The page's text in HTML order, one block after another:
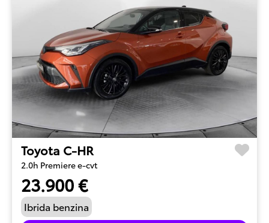
Toyota C-HR
2.0h Premiere e-cvt
23.900 €
Ibrida benzina